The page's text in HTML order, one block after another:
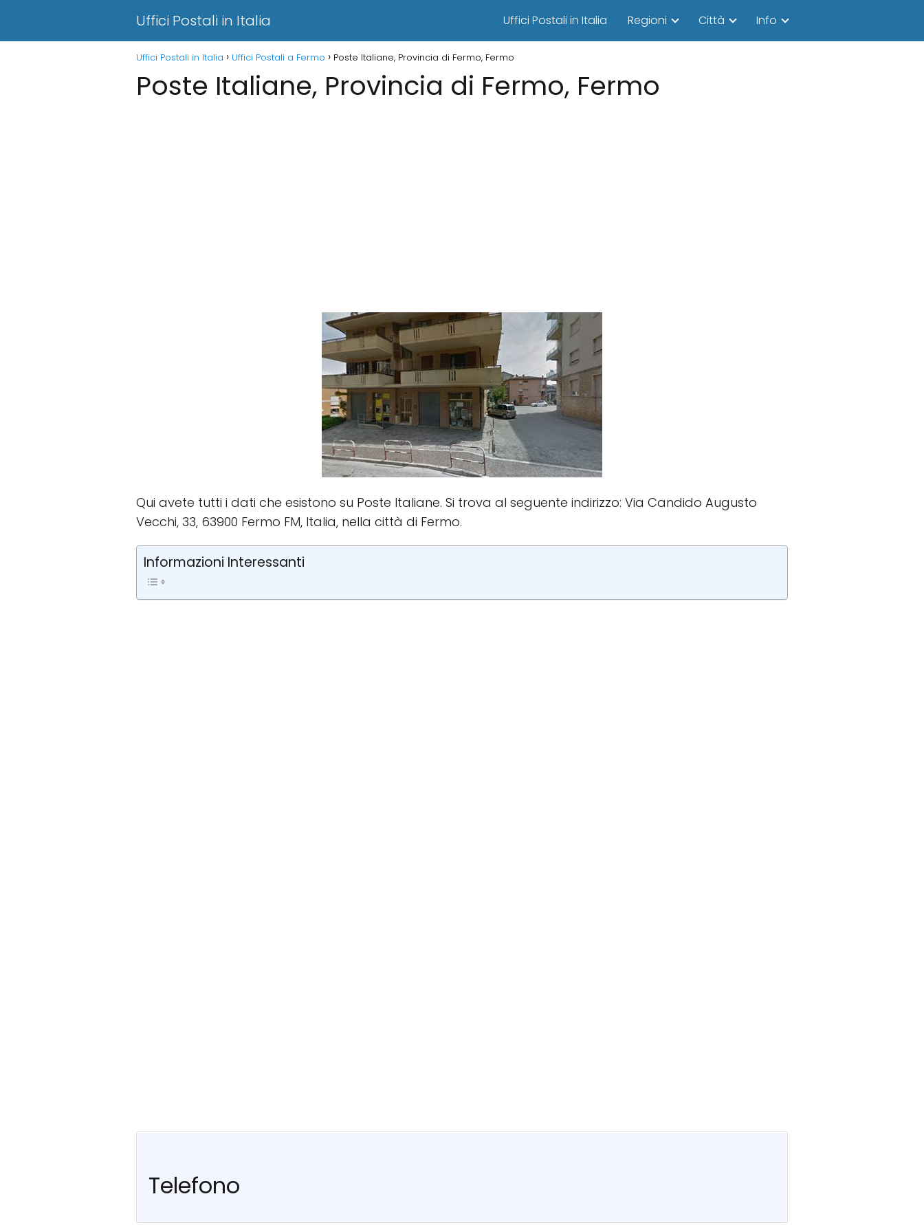
Uffici Postali in Italia Uffici Postali in Italia Regioni Città Info
Uffici Postali in Italia Uffici Postali a Fermo Poste Italiane, Provincia di Fermo, Fermo
Poste Italiane, Provincia di Fermo, Fermo
Qui avete tutti i dati che esistono su Poste Italiane. Si trova al seguente indirizzo: Via Candido Augusto
Vecchi, 33, 63900 Fermo FM, Italia, nella città di Fermo.
Informazioni Interessanti
Telefono